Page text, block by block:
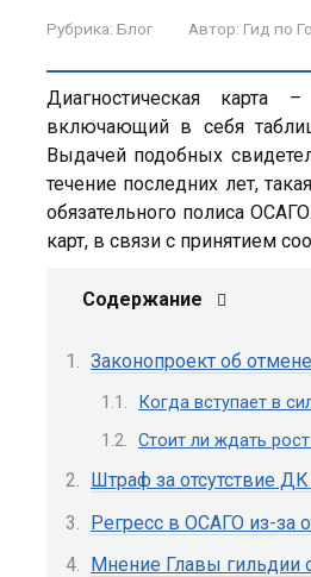
Рубрика: Блог Автор: Гид по
Диагностическая карта
включающий в себя
Выдачей подобных
течение последних лет,
обязательного полиса
карт, в связи с принятием
Содержание
Законопроект об
Когда вступает в
Стоит ли ждать
Штраф за отсутствие
Регресс в ОСАГО из-за
Мнение Главы гильдии